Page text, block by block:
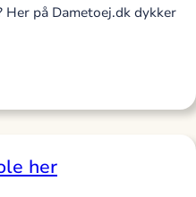
på Dametoej.dk dykker
her